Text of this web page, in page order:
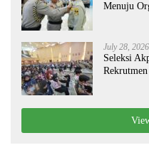
Menuju
July 28, 2026
Seleksi